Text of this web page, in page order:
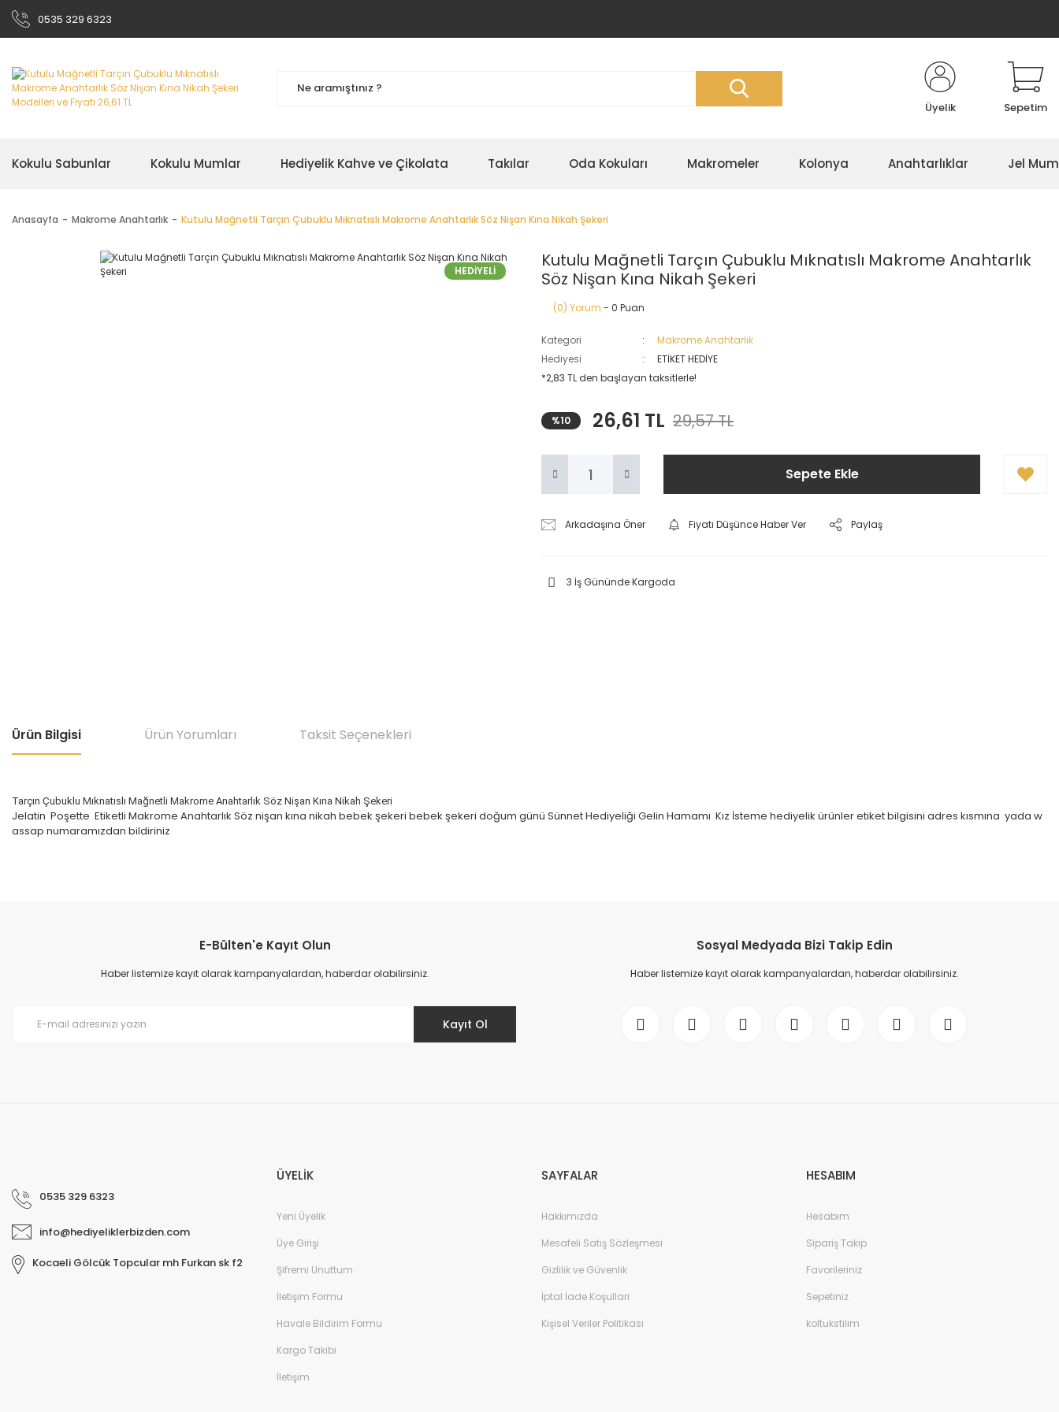
0535 329 6323
Üyelik Sepetim
Kokulu Sabunlar Kokulu Mumlar Hediyelik Kahve ve Çikolata Takılar Oda Kokuları Makromeler Kolonya Anahtarlıklar Jel
Anasayfa Makrome Anahtarlık Kutulu Mağnetli Tarçın Çubuklu Mıknatıslı Makrome Anahtarlık Söz Nişan Kına Nikah Şekeri
HEDİYELİ
Kutulu Mağnetli Tarçın Çubuklu Mıknatıslı Makrome Anahtarlık
Söz Nişan Kına Nikah Şekeri
(0) Yorum - 0 Puan
Kategori
Makrome Anahtarlık
Hediyesi
ETİKET HEDİYE
*2,83 TL den başlayan taksitlerle!
%10 26,61 TL 29,57 TL
Sepete Ekle
Arkadaşına Öner Fiyatı Düşünce Haber Ver Paylaş
3 İş Gününde Kargoda
Ürün Bilgisi Ürün Yorumları Taksit Seçenekleri
Tarçın Çubuklu Mıknatıslı Mağnetli Makrome Anahtarlık Söz Nişan Kına Nikah Şekeri
Jelatin Poşette Etiketli Makrome Anahtarlık Söz nişan kına nikah bebek şekeri bebek şekeri doğum günü Sünnet Hediyeliği Gelin Hamamı Kız İsteme hediyelik ürünler etiket bilgisini adres kısmına yada w
assap numaramızdan bildiriniz
E-Bülten'e Kayıt Olun
Haber listemize kayıt olarak kampanyalardan, haberdar olabilirsiniz.
Kayıt Ol
Sosyal Medyada Bizi Takip Edin
Haber listemize kayıt olarak kampanyalardan, haberdar olabilirsiniz.
0535 329 6323
info@hediyeliklerbizden.com
Kocaeli Gölcük Topcular mh Furkan sk f2
ÜYELİK
Yeni Üyelik
Üye Girişi
Şifremi Unuttum
İletişim Formu
Havale Bildirim Formu
Kargo Takibi
İletişim
SAYFALAR
Hakkımızda
Mesafeli Satış Sözleşmesi
Gizlilik ve Güvenlik
İptal İade Koşullari
Kişisel Veriler Politikası
HESABIM
Hesabım
Sipariş Takip
Favorileriniz
Sepetiniz
koltukstilim